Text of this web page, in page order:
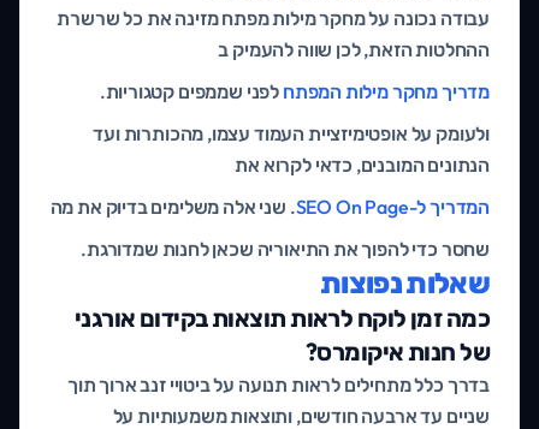
עבודה נכונה על מחקר מילות מפתח מזינה את כל שרשרת
ההחלטות הזאת, לכן שווה להעמיק ב
מדריך מחקר מילות המפתח לפני שממפים קטגוריות.
ולעומק על אופטימיזציית העמוד עצמו, מהכותרות ועד
הנתונים המובנים, כדאי לקרוא את
המדריך ל-SEO On Page
. שני אלה משלימים בדיוק את מה
שחסר כדי להפוך את התיאוריה שכאן לחנות שמדורגת.
שאלות נפוצות
כמה זמן לוקח לראות תוצאות בקידום אורגני
של חנות איקומרס?
בדרך כלל מתחילים לראות תנועה על ביטויי זנב ארוך תוך
שניים עד ארבעה חודשים, ותוצאות משמעותיות על